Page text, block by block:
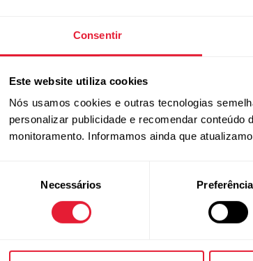
Consentir
Este website utiliza cookies
Nós usamos cookies e outras tecnologias
personalizar publicidade e recomendar
monitoramento. Informamos ainda que
Necessários